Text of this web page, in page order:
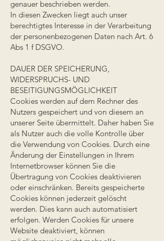
genauer beschrieben werden.
In diesen Zwecken liegt auch unser
berechtigtes Interesse in der Verarbeitung
der personenbezogenen Daten nach Art. 6
Abs 1 f DSGVO.
DAUER DER SPEICHERUNG,
WIDERSPRUCHS- UND
BESEITIGUNGSMÖGLICHKEIT
Cookies werden auf dem Rechner des
Nutzers gespeichert und von diesem an
unserer Seite übermittelt. Daher haben Sie
als Nutzer auch die volle Kontrolle über
die Verwendung von Cookies. Durch eine
Änderung der Einstellungen in Ihrem
Internetbrowser können Sie die
Übertragung von Cookies deaktivieren
oder einschränken. Bereits gespeicherte
Cookies können jederzeit gelöscht
werden. Dies kann auch automatisiert
erfolgen. Werden Cookies für unsere
Website deaktiviert, können